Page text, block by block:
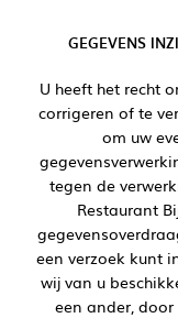
GEGEVENS
U heeft het recht
corrigeren of te
om uw
tegen de
Restaurant
een verzoek kunt
wij van u
een ander,